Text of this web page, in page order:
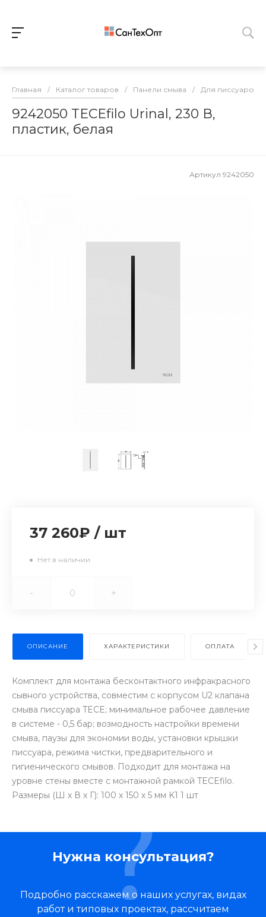
Главная / Каталог товаров / Панели смыва / Для писсуаров
9242050 TECEfilo Urinal, 230 В,
пластик, белая
Артикул 9242050
37 260₽ / шт
Нет в наличии
- +
ОПИСАНИЕ ХАРАКТЕРИСТИКИ ОПЛАТА
Комплект для монтажа бесконтактного инфракрасного
сывного устройства, совместим с корпусом U2 клапана
смыва писсуара TECE; минимальное рабочее давление
в системе - 0,5 бар; возмодность настройки времени
смыва, паузы для экономии воды, установки крышки
писсуара, режима чистки, предварительного и
гигиенического смывов. Подходит для монтажа на
уровне стены вместе с монтажной рамкой TECEfilo.
Размеры (Ш х В х Г): 100 х 150 х 5 мм K1 1 шт
Нужна консультация?
Подробно расскажем о наших услугах, видах
работ и типовых проектах, рассчитаем